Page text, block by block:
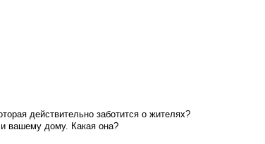
действительно заботится о жителях?
вашему дому. Какая она?